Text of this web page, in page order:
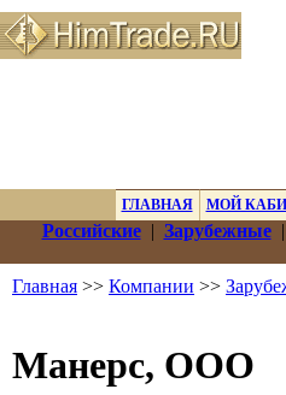
ГЛАВНАЯ МОЙ
Российские| Зарубежные|
Главная >> Компании >>
Манерс, ООО